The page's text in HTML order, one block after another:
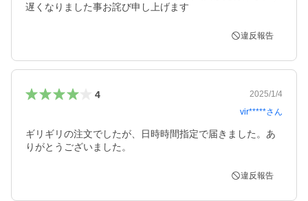
遅くなりました事お詫び申し上げます
違反報告
4
2025/1/4
vir*****さん
ギリギリの注文でしたが、日時時間指定で届きました。あ
りがとうございました。
違反報告